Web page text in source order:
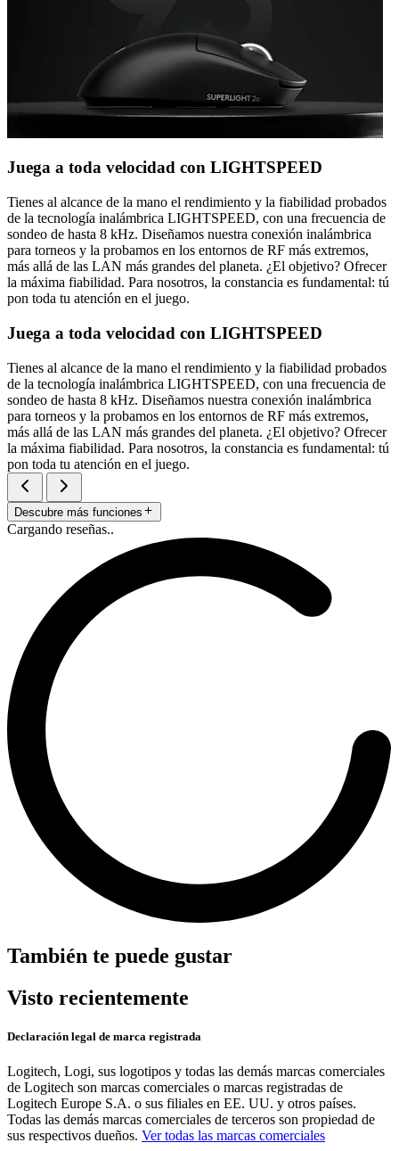
Juega a toda velocidad con LIGHTSPEED
Tienes al alcance de la mano el rendimiento y la fiabilidad probados
de la tecnología inalámbrica LIGHTSPEED, con una frecuencia de
sondeo de hasta 8 kHz. Diseñamos nuestra conexión inalámbrica
para torneos y la probamos en los entornos de RF más extremos,
más allá de las LAN más grandes del planeta. ¿El objetivo? Ofrecer
la máxima fiabilidad. Para nosotros, la constancia es fundamental: tú
pon toda tu atención en el juego.
Juega a toda velocidad con LIGHTSPEED
Tienes al alcance de la mano el rendimiento y la fiabilidad probados
de la tecnología inalámbrica LIGHTSPEED, con una frecuencia de
sondeo de hasta 8 kHz. Diseñamos nuestra conexión inalámbrica
para torneos y la probamos en los entornos de RF más extremos,
más allá de las LAN más grandes del planeta. ¿El objetivo? Ofrecer
la máxima fiabilidad. Para nosotros, la constancia es fundamental: tú
pon toda tu atención en el juego.
Descubre más funciones
Cargando reseñas..
También te puede gustar
Visto recientemente
Declaración legal de marca registrada
Logitech, Logi, sus logotipos y todas las demás marcas comerciales
de Logitech son marcas comerciales o marcas registradas de
Logitech Europe S.A. o sus filiales en EE. UU. y otros países.
Todas las demás marcas comerciales de terceros son propiedad de
sus respectivos dueños. Ver todas las marcas comerciales